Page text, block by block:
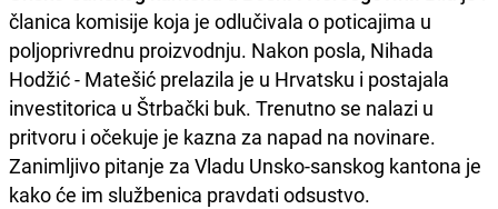
članica komisije koja je odlučivala o poticajima u
poljoprivrednu proizvodnju. Nakon posla, Nihada
Hodžić - Matešić prelazila je u Hrvatsku i postajala
investitorica u Štrbački buk. Trenutno se nalazi u
pritvoru i očekuje je kazna za napad na novinare.
Zanimljivo pitanje za Vladu Unsko-sanskog kantona je
kako će im službenica pravdati odsustvo.